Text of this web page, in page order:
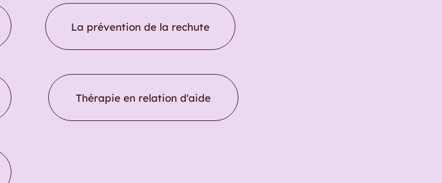
La prévention de la rechute
Thérapie en relation d'aide